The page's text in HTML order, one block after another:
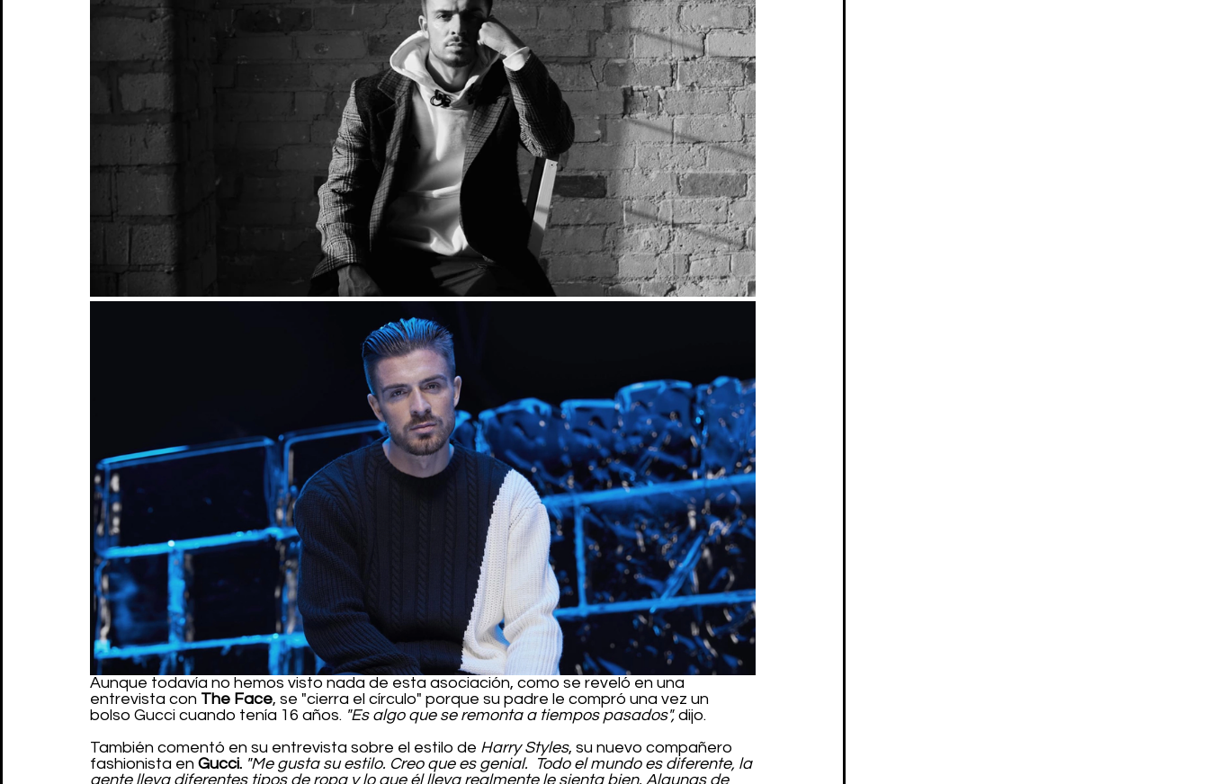
Aunque todavía no hemos visto nada de esta asociación, como se reveló en una
entrevista con The Face, se "cierra el círculo" porque su padre le compró una vez un
bolso Gucci cuando tenía 16 años. "Es algo que se remonta a tiempos pasados", dijo.
También comentó en su entrevista sobre el estilo de Harry Styles, su nuevo compañero
fashionista en Gucci. "Me gusta su estilo. Creo que es genial.  Todo el mundo es diferente, la
gente lleva diferentes tipos de ropa y lo que él lleva realmente le sienta bien. Algunas de